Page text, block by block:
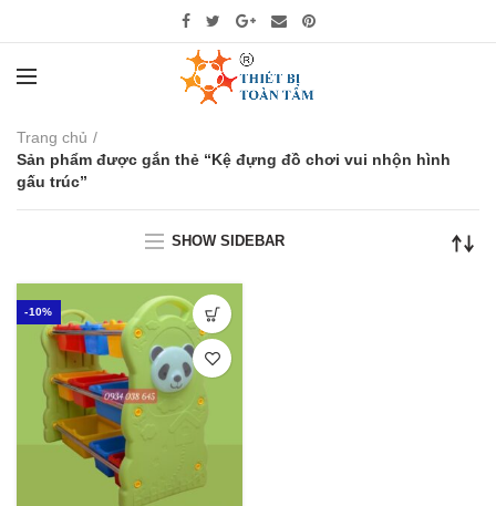
Trang chủ
Sản phẩm được gắn thẻ “Kệ đựng đồ chơi vui nhộn hình
gấu trúc”
SHOW SIDEBAR
-10%